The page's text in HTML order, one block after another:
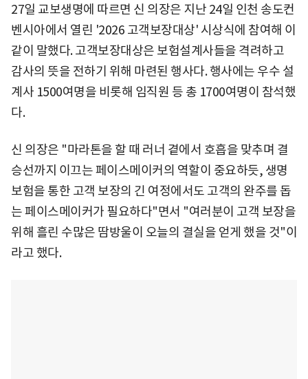
27일 교보생명에 따르면 신 의장은 지난 24일 인천 송도컨
벤시아에서 열린 '2026 고객보장대상' 시상식에 참여해 이
같이 말했다. 고객보장대상은 보험설계사들을 격려하고
감사의 뜻을 전하기 위해 마련된 행사다. 행사에는 우수 설
계사 1500여명을 비롯해 임직원 등 총 1700여명이 참석했
다.
신 의장은 "마라톤을 할 때 러너 곁에서 호흡을 맞추며 결
승선까지 이끄는 페이스메이커의 역할이 중요하듯, 생명
보험을 통한 고객 보장의 긴 여정에서도 고객의 완주를 돕
는 페이스메이커가 필요하다"면서 "여러분이 고객 보장을
위해 흘린 수많은 땀방울이 오늘의 결실을 얻게 했을 것"이
라고 했다.